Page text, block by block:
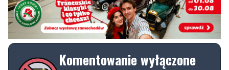
Komentowanie wyłączone